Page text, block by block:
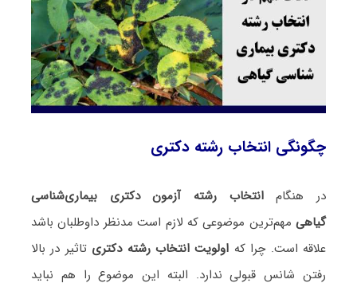
چگونگی انتخاب رشته دکتری
در هنگامانتخاب رشته آزمون دکتری بیماری‌شناسی
گیاهیمهم‌ترین موضوعی که لازم است مدنظر داوطلبان باشد
علاقه است. چرا که اولویت انتخاب رشته دکتری تاثیر در بالا
رفتن شانس قبولی ندارد. البته این موضوع را هم نباید